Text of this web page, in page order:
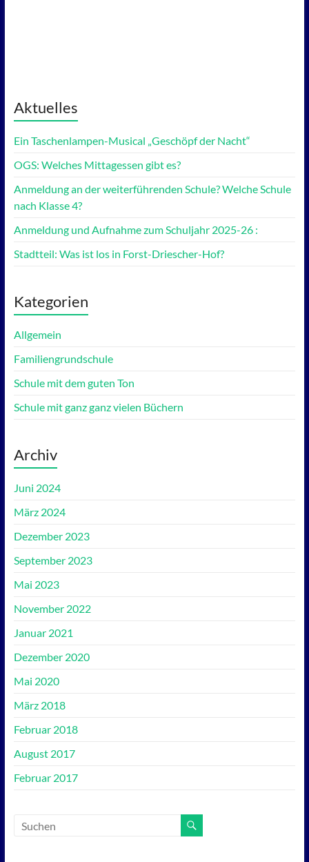
Aktuelles
Ein Taschenlampen-Musical „Geschöpf der Nacht“
OGS: Welches Mittagessen gibt es?
Anmeldung an der weiterführenden Schule? Welche Schule
nach Klasse 4?
Anmeldung und Aufnahme zum Schuljahr 2025-26 :
Stadtteil: Was ist los in Forst-Driescher-Hof?
Kategorien
Allgemein
Familiengrundschule
Schule mit dem guten Ton
Schule mit ganz ganz vielen Büchern
Archiv
Juni 2024
März 2024
Dezember 2023
September 2023
Mai 2023
November 2022
Januar 2021
Dezember 2020
Mai 2020
März 2018
Februar 2018
August 2017
Februar 2017